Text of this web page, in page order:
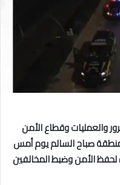
والعمليات وقطاع الأمن
صباح السالم يوم أمس
لحفظ الأمن وضبط المخالفين